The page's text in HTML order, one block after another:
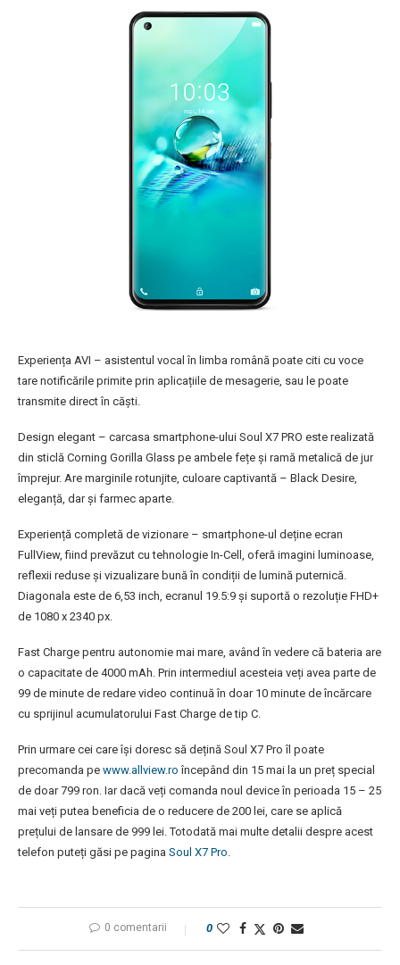
Experiența AVI – asistentul vocal în limba română poate citi cu voce
tare notificările primite prin aplicațiile de mesagerie, sau le poate
transmite direct în căști.
Design elegant – carcasa smartphone-ului Soul X7 PRO este realizată
din sticlă Corning Gorilla Glass pe ambele fețe și ramă metalică de jur
împrejur. Are marginile rotunjite, culoare captivantă – Black Desire,
eleganță, dar și farmec aparte.
Experiență completă de vizionare – smartphone-ul deține ecran
FullView, fiind prevăzut cu tehnologie In-Cell, oferă imagini luminoase,
reflexii reduse și vizualizare bună în condiții de lumină puternică.
Diagonala este de 6,53 inch, ecranul 19.5:9 și suportă o rezoluție FHD+
de 1080 x 2340 px.
Fast Charge pentru autonomie mai mare, având în vedere că bateria are
o capacitate de 4000 mAh. Prin intermediul acesteia veți avea parte de
99 de minute de redare video continuă în doar 10 minute de încărcare
cu sprijinul acumulatorului Fast Charge de tip C.
Prin urmare cei care își doresc să dețină Soul X7 Pro îl poate
precomanda pe www.allview.ro începând din 15 mai la un preț special
de doar 799 ron. Iar dacă veți comanda noul device în perioada 15 – 25
mai veți putea beneficia de o reducere de 200 lei, care se aplică
prețului de lansare de 999 lei. Totodată mai multe detalii despre acest
telefon puteți găsi pe pagina Soul X7 Pro.
0 comentarii 0